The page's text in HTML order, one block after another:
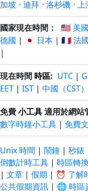
加坡 · 迪拜 · 洛杉磯 · 上
國家現在時間： 🇺🇸 美國
德國 | 🇯🇵 日本 | 🇫🇷 法
|
現在時間 時區: UTC |
EET | IST | 中國（CST）
免費小工具適用於網站
數字時鐘小工具 | 免費
Unix 時間 | 鬧鐘 | 秒錶
倒數計時工具 | 時區轉
| 文章 | 假期 | ⏰ 了解
公共假期資訊 | 🌐 時區